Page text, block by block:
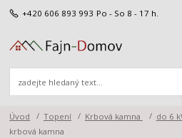
+420 606 893 993 Po - So 8 - 17 h.
Úvod Topení Krbová kamna do 6
krbová kamna